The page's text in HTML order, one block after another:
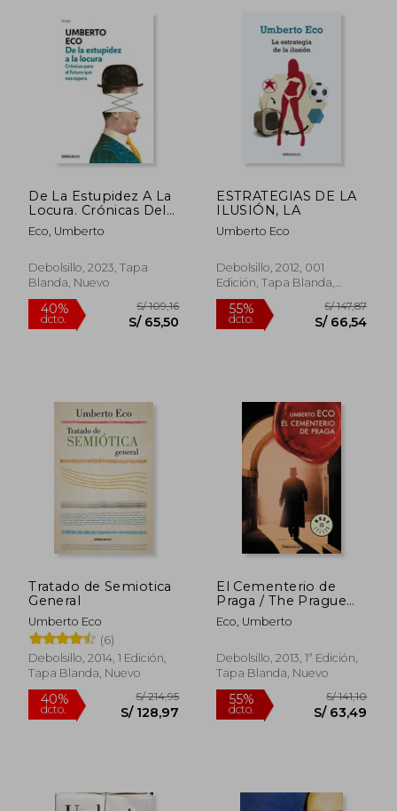
40%
dcto.
50%
dcto.
50%
dcto. S/ 124,29
55%
dcto.
De La Estupidez A La
Locura. Crónicas Del
Futuro Que Nos
Espera
Eco, Umberto
Debolsillo, 2023, Tapa
Blanda, Nuevo
ESTRATEGIAS DE LA
ILUSIÓN, LA
Umberto Eco
Debolsillo, 2012, 001
Edición, Tapa Blanda,
Nuevo
Tratado de Semiotica
General
Umberto Eco
(6)
Debolsillo, 2014, 1 Edición,
Tapa Blanda, Nuevo
El Cementerio de
Praga / The Prague
Cemetery
Eco, Umberto
Debolsillo, 2013, 1ª Edición,
Tapa Blanda, Nuevo